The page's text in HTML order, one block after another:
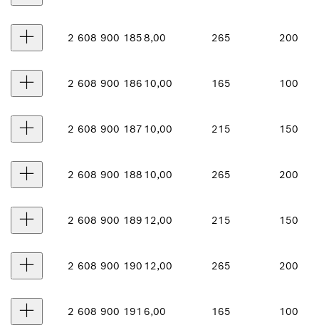
2 608 900 1858,00 265 200
2 608 900 186 10,00 165 100
2 608 900 187 10,00 215 150
2 608 900 188 10,00 265 200
2 608 900 189 12,00 215 150
2 608 900 190 12,00 265 200
2 608 900 191 6,00 165 100